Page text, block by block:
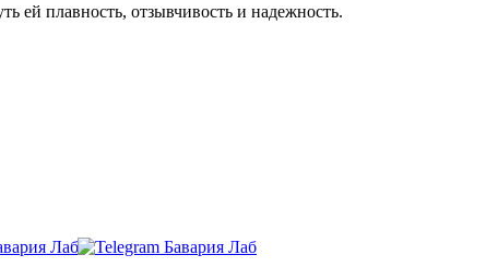
ей плавность, отзывчивость и надежность.